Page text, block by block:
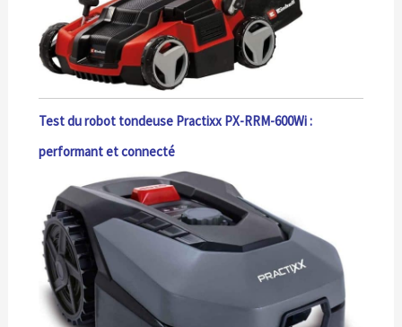
Test du robot tondeuse Practixx PX-RRM-600Wi :
performant et connecté